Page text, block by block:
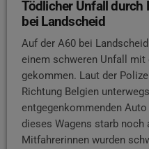
Tödlicher Unfall durch
bei Landscheid
Auf der A60 bei
einem schweren Unfall
gekommen. Laut der
Richtung Belgien
entgegenkommenden
dieses Wagens starb noch
Mitfahrerinnen wurden